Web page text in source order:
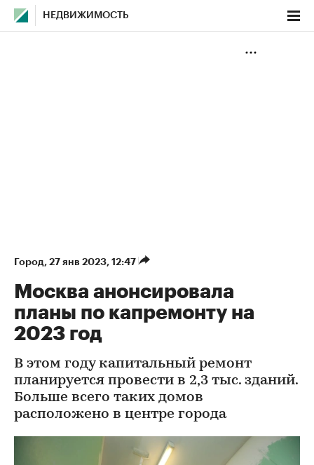
НЕДВИЖИМОСТЬ
Город⁠, 27 янв 2023, 12:47
Москва анонсировала
планы по капремонту на
2023 год
В этом году капитальный ремонт
планируется провести в 2,3 тыс. зданий.
Больше всего таких домов
расположено в центре города